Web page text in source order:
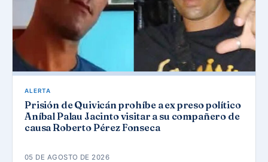
ALERTA
Prisión de Quivicán prohíbe a ex preso político
Aníbal Palau Jacinto visitar a su compañero de
causa Roberto Pérez Fonseca
05 DE AGOSTO DE 2026